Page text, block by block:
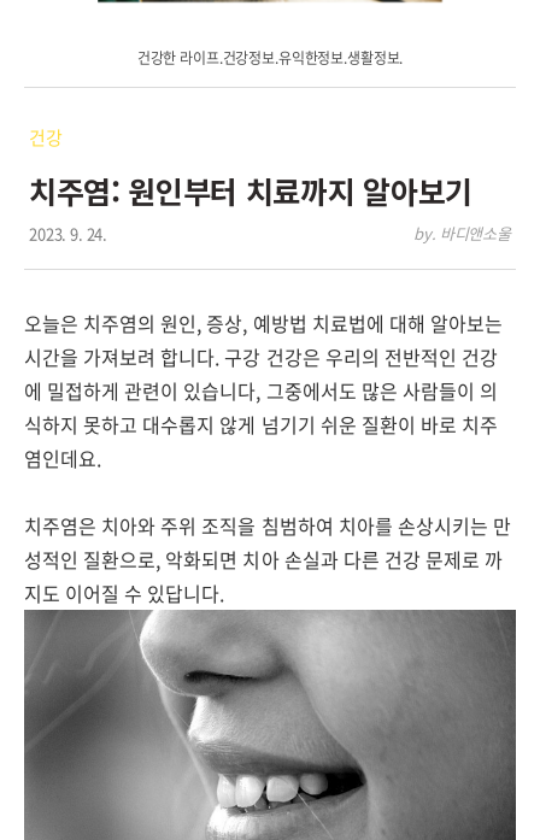
건강한 라이프.건강정보.유익한정보.생활정보.
건강
치주염: 원인부터 치료까지 알아보기
2023. 9. 24. by. 바디앤소울
오늘은 치주염의 원인, 증상, 예방법 치료법에 대해 알아보는
시간을 가져보려 합니다. 구강 건강은 우리의 전반적인 건강
에 밀접하게 관련이 있습니다, 그중에서도 많은 사람들이 의
식하지 못하고 대수롭지 않게 넘기기 쉬운 질환이 바로 치주
염인데요.
치주염은 치아와 주위 조직을 침범하여 치아를 손상시키는 만
성적인 질환으로, 악화되면 치아 손실과 다른 건강 문제로 까
지도 이어질 수 있답니다.